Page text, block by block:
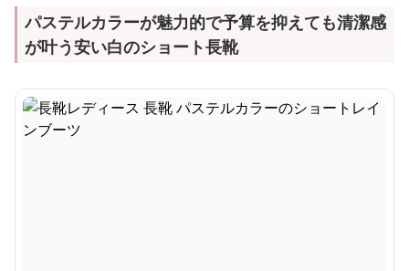
パステルカラーが魅力的で予算を抑えても清潔感
が叶う安い白のショート長靴